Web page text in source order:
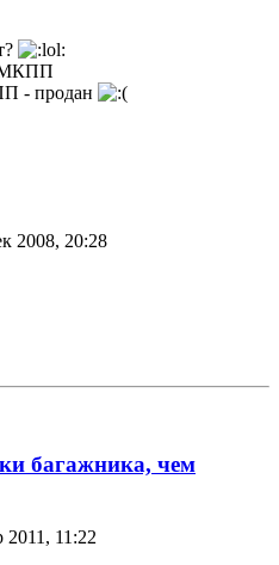
МКПП
- продан
2008, 20:28
багажника, чем
2011, 11:22